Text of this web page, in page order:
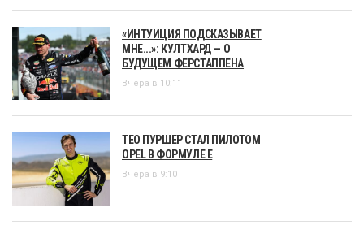
«ИНТУИЦИЯ ПОДСКАЗЫВАЕТ
МНЕ...»: КУЛТХАРД — О
БУДУЩЕМ ФЕРСТАППЕНА
Вчера в 10:11
ТЕО ПУРШЕР СТАЛ ПИЛОТОМ
OPEL В ФОРМУЛЕ Е
Вчера в 9:10